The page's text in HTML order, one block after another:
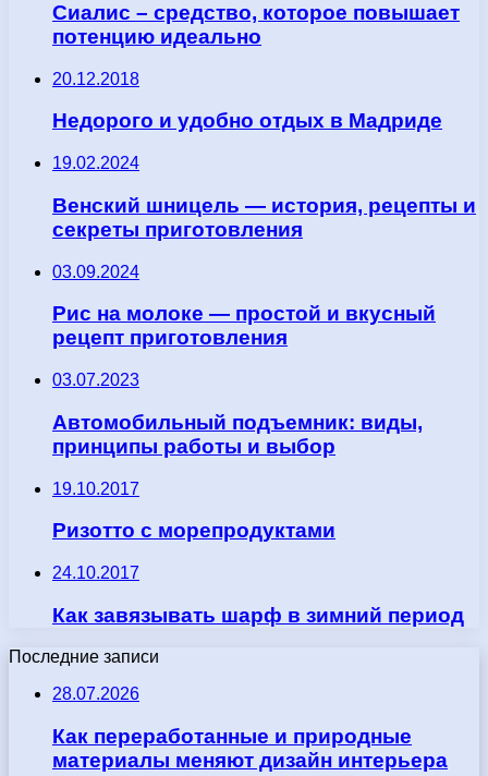
Сиалис – средство, которое повышает
потенцию идеально
20.12.2018
Недорого и удобно отдых в Мадриде
19.02.2024
Венский шницель — история, рецепты и
секреты приготовления
03.09.2024
Рис на молоке — простой и вкусный
рецепт приготовления
03.07.2023
Автомобильный подъемник: виды,
принципы работы и выбор
19.10.2017
Ризотто с морепродуктами
24.10.2017
Как завязывать шарф в зимний период
Последние записи
28.07.2026
Как переработанные и природные
материалы меняют дизайн интерьера